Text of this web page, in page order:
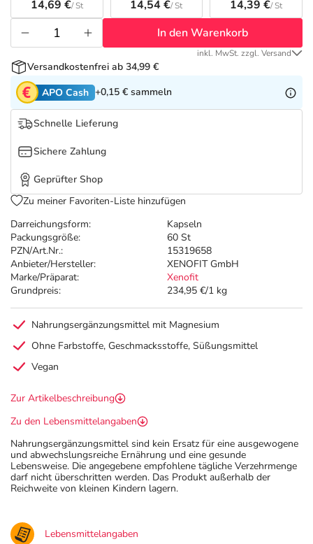
Tierapotheke
Vitamine & Mineralstoffe
Marken
Salus Deals
Darreichungsform:
Kapseln
Packungsgröße:
60 St
PZN/Art.Nr.:
15319658
Anbieter/Hersteller:
XENOFIT GmbH
Marke/Präparat:
Xenofit
Grundpreis:
234,95 €/1 kg
14,69 €/ St 14,54 €/ St 14,39 €/ St
In den Warenkorb
inkl. MwSt. zzgl. Versand
Versandkostenfrei ab 34,99 €
APO Cash +0,15 € sammeln
Schnelle Lieferung
Sichere Zahlung
Geprüfter Shop
Zu meiner Favoriten-Liste hinzufügen
Nahrungsergänzungsmittel mit Magnesium
Ohne Farbstoffe, Geschmacksstoffe, Süßungsmittel
Vegan
Zur Artikelbeschreibung
Zu den Lebensmittelangaben
Nahrungsergänzungsmittel sind kein Ersatz für eine ausgewogene
und abwechslungsreiche Ernährung und eine gesunde
Lebensweise. Die angegebene empfohlene tägliche Verzehrmenge
darf nicht überschritten werden. Das Produkt außerhalb der
Reichweite von kleinen Kindern lagern.
Lebensmittelangaben